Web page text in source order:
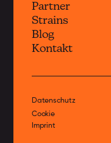
Partner
Strains
Blog
Kontakt
Datenschutz
Cookie
Imprint